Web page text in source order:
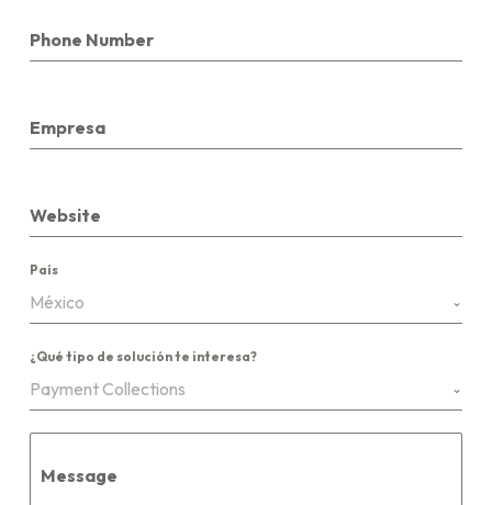
Phone Number
Empresa
Website
País
México
¿Qué tipo de solución te interesa?
Payment Collections
Message